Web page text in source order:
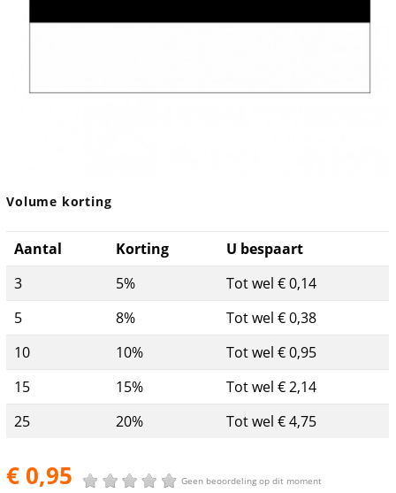
Volume korting
Aantal Korting
U bespaart
3
5%
Tot wel € 0,14
5
8%
Tot wel € 0,38
10
10%
Tot wel € 0,95
15
15%
Tot wel € 2,14
25
20% Tot wel € 4,75
€ 0,95 Geen beoordeling op dit moment